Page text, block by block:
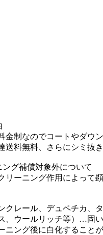
金制なのでコートやダウ
送料無料、さらにシミ抜
グ補償対象外について
リーニング作用によって
クレール、デュペチカ
、ウールリッチ等）…固
ニング後に白化することが